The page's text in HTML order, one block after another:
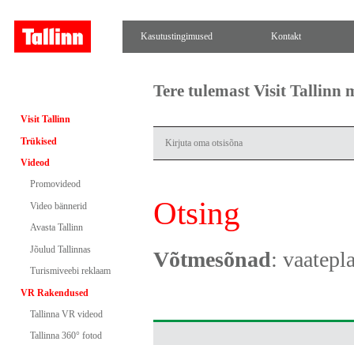
Kasutustingimused Kontakt
Visit Tallinn
Trükised
Videod
Promovideod
Video bännerid
Avasta Tallinn
Jõulud Tallinnas
Turismiveebi reklaam
VR Rakendused
Tallinna VR videod
Tallinna 360° fotod
Tere tulemast Visit Tallinn
Otsing
Võtmesõnad: